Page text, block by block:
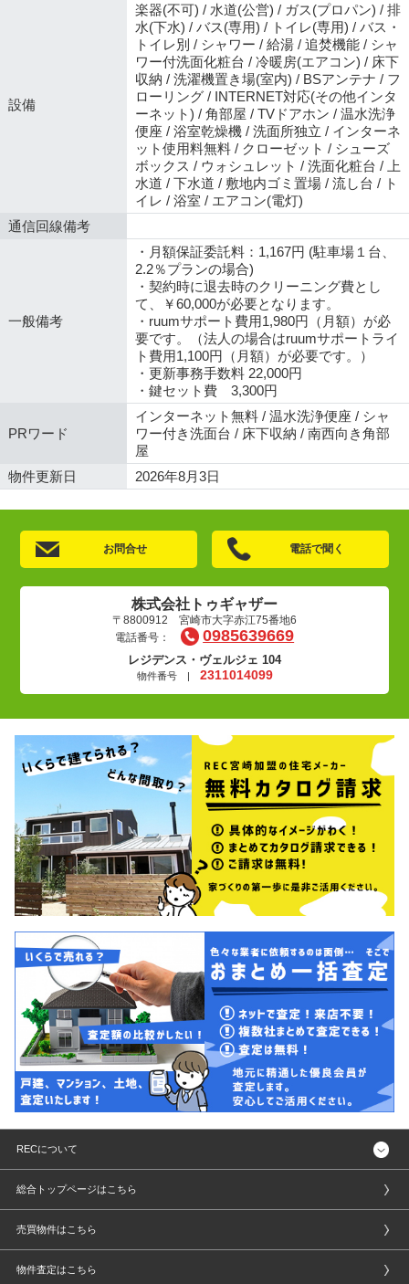
設備
楽器(不可) / 水道(公営) / ガス(プロパン) / 排
水(下水) / バス(専用) / トイレ(専用) / バス・
トイレ別 / シャワー / 給湯 / 追焚機能 / シャ
ワー付洗面化粧台 / 冷暖房(エアコン) / 床下
収納 / 洗濯機置き場(室内) / BSアンテナ / フ
ローリング / INTERNET対応(その他インタ
ーネット) / 角部屋 / TVドアホン / 温水洗浄
便座 / 浴室乾燥機 / 洗面所独立 / インターネ
ット使用料無料 / クローゼット / シューズ
ボックス / ウォシュレット / 洗面化粧台 / 上
水道 / 下水道 / 敷地内ゴミ置場 / 流し台 / ト
イレ / 浴室 / エアコン(電灯)
通信回線備考
一般備考
・月額保証委託料：1,167円 (駐車場１台、
2.2％プランの場合)
・契約時に退去時のクリーニング費とし
て、￥60,000が必要となります。
・ruumサポート費用1,980円（月額）が必
要です。（法人の場合はruumサポートライ
ト費用1,100円（月額）が必要です。）
・更新事務手数料 22,000円
・鍵セット費 3,300円
PRワード
インターネット無料 / 温水洗浄便座 / シャ
ワー付き洗面台 / 床下収納 / 南西向き角部
屋
物件更新日
2026年8月3日
お問合せ 電話で聞く
株式会社トゥギャザー
〒8800912 宮崎市大字赤江75番地6
電話番号：
0985639669
レジデンス・ヴェルジェ 104
物件番号 | 2311014099
RECについて
総合トップページはこちら
売買物件はこちら
物件査定はこちら